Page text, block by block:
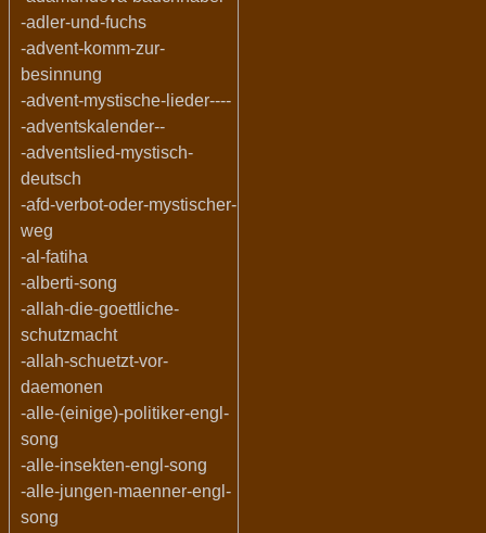
-adler-und-fuchs
-advent-komm-zur-
besinnung
-advent-mystische-lieder----
-adventskalender--
-adventslied-mystisch-
deutsch
-afd-verbot-oder-mystischer-
weg
-al-fatiha
-alberti-song
-allah-die-goettliche-
schutzmacht
-allah-schuetzt-vor-
daemonen
-alle-(einige)-politiker-engl-
song
-alle-insekten-engl-song
-alle-jungen-maenner-engl-
song